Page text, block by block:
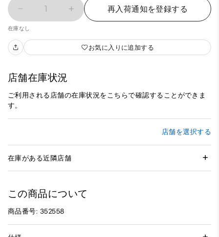
1 再入荷通知を登録する
在庫なし
お気に入りに追加する
店舗在庫状況
ご利用される店舗の在庫状況をこちらで確認することができま
す。
店舗を選択する
在庫がある近隣店舗
この商品について
商品番号: 352558